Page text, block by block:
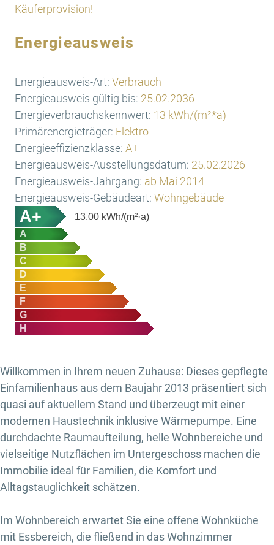
Käuferprovision!
Energieausweis
Energieausweis-Art: Verbrauch
Energieausweis gültig bis: 25.02.2036
Energieverbrauchskennwert: 13 kWh/(m²*a)
Primärenergieträger: Elektro
Energieeffizienzklasse: A+
Energieausweis-Ausstellungsdatum: 25.02.2026
Energieausweis-Jahrgang: ab Mai 2014
Energieausweis-Gebäudeart: Wohngebäude
A+ 13,00 kWh/(m²·a)
A
B
C
D
E
F
G
H
Willkommen in Ihrem neuen Zuhause: Dieses gepflegte
Einfamilienhaus aus dem Baujahr 2013 präsentiert sich
quasi auf aktuellem Stand und überzeugt mit einer
modernen Haustechnik inklusive Wärmepumpe. Eine
durchdachte Raumaufteilung, helle Wohnbereiche und
vielseitige Nutzflächen im Untergeschoss machen die
Immobilie ideal für Familien, die Komfort und
Alltagstauglichkeit schätzen.
Im Wohnbereich erwartet Sie eine offene Wohnküche
mit Essbereich, die fließend in das Wohnzimmer